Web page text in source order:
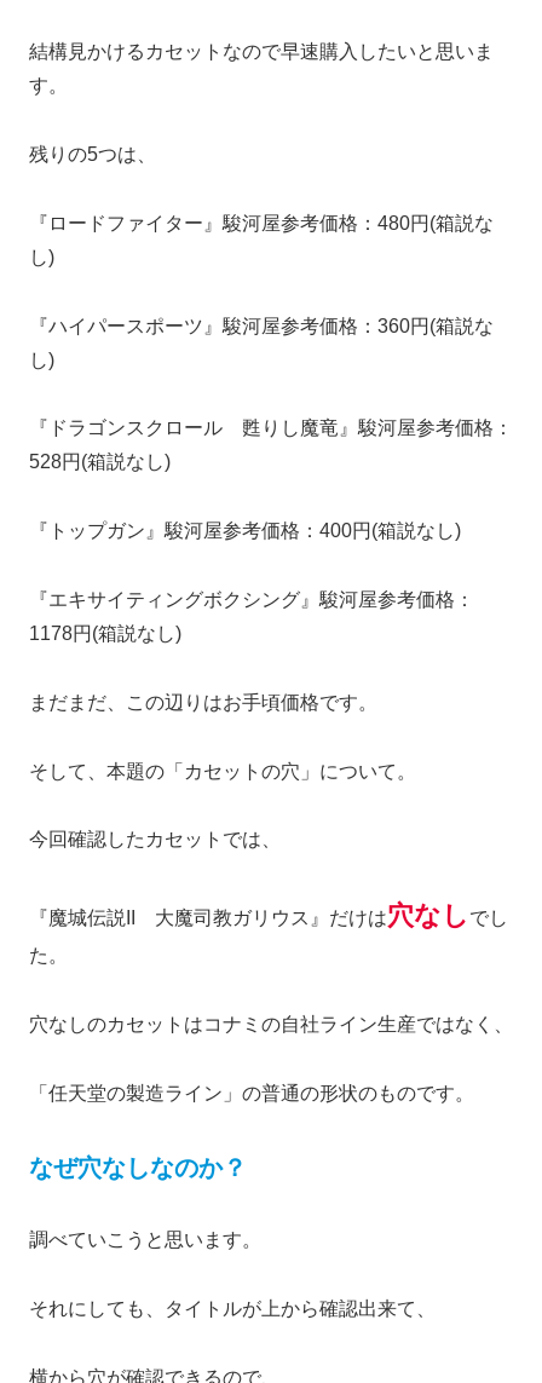
結構見かけるカセットなので早速購入したいと思いま
す。
残りの5つは、
『ロードファイター 』駿河屋参考価格：480円(箱説な
し)
『ハイパースポーツ』 駿河屋参考価格：360円(箱説な
し)
『ドラゴンスクロール 甦りし魔竜』駿河屋参考価格：
528円(箱説なし)
『トップガン 』駿河屋参考価格：400円(箱説なし)
『エキサイティングボクシング』 駿河屋参考価格：
1178円(箱説なし)
まだまだ、この辺りはお手頃価格です。
そして、本題の「カセットの穴」について。
今回確認したカセットでは、
『魔城伝説II 大魔司教ガリウス』 だけは穴なし でし
た。
穴なしのカセットはコナミの自社ライン生産ではなく、
「任天堂の製造ライン」の普通の形状のものです。
なぜ穴なしなのか？
調べていこうと思います。
それにしても、タイトルが上から確認出来て、
横から穴が確認できるので、